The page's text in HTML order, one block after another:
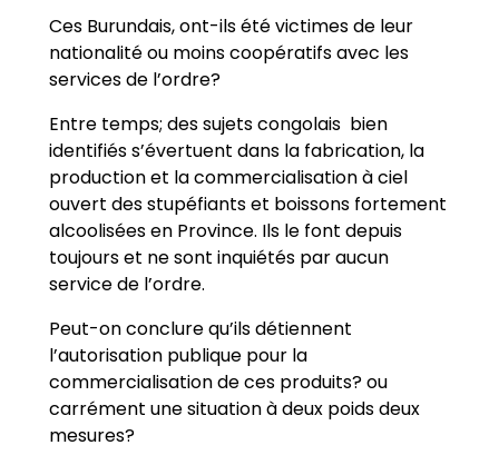
Ces Burundais, ont-ils été victimes de leur
nationalité ou moins coopératifs avec les
services de l’ordre?
Entre temps; des sujets congolais bien
identifiés s’évertuent dans la fabrication, la
production et la commercialisation à ciel
ouvert des stupéfiants et boissons fortement
alcoolisées en Province. Ils le font depuis
toujours et ne sont inquiétés par aucun
service de l’ordre.
Peut-on conclure qu’ils détiennent
l’autorisation publique pour la
commercialisation de ces produits? ou
carrément une situation à deux poids deux
mesures?